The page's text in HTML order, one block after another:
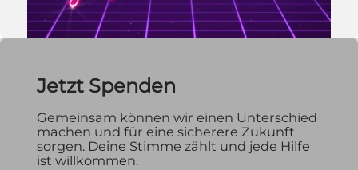
Jetzt Spenden
Gemeinsam können wir einen Unterschied
machen und für eine sicherere Zukunft
sorgen. Deine Stimme zählt und jede Hilfe
ist willkommen.